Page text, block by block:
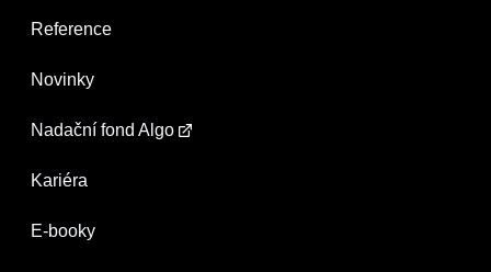
Reference
Novinky
Nadační fond Algo
Kariéra
E-booky